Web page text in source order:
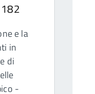
e la
in
di
-